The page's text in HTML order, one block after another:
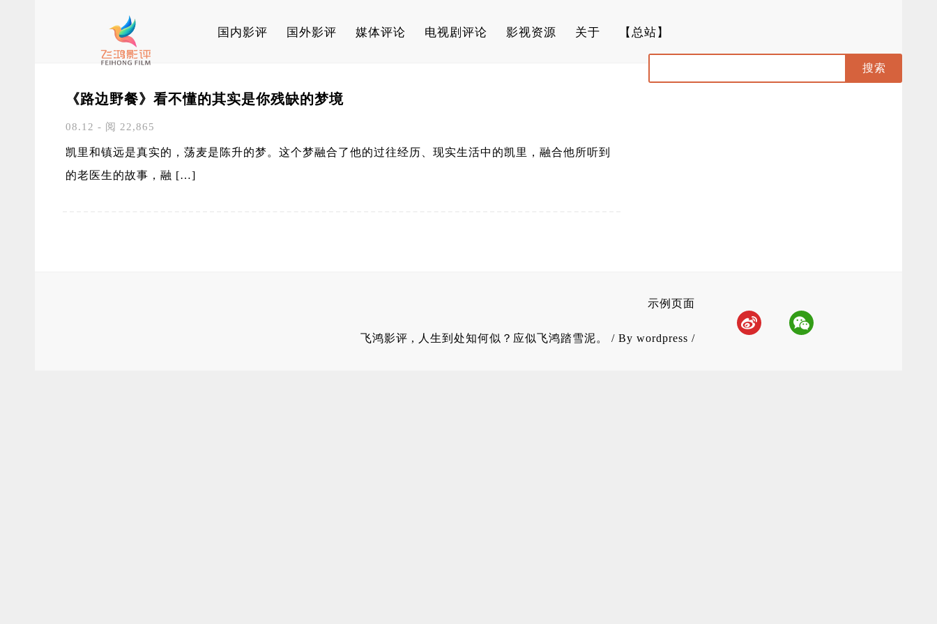
国内影评 国外影评 媒体评论 电视剧评论 影视资源 关于 【总站】
《路边野餐》看不懂的其实是你残缺的梦境
08.12 - 阅 22,865
凯里和镇远是真实的，荡麦是陈升的梦。这个梦融合了他的过往经历、现实生活中的凯里，融合他所听到
的老医生的故事，融 […]
示例页面
飞鸿影评 , 人生到处知何似？应似飞鸿踏雪泥。 / By wordpress /